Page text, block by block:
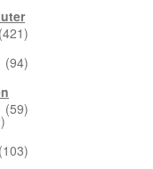
(421)
(94)
(59)
(103)